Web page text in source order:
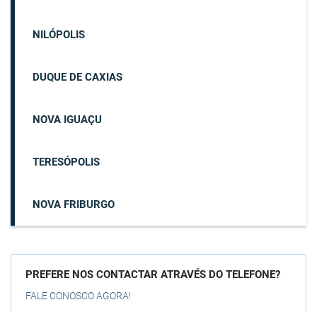
NILÓPOLIS
DUQUE DE CAXIAS
NOVA IGUAÇU
TERESÓPOLIS
NOVA FRIBURGO
PREFERE NOS CONTACTAR ATRAVÉS DO TELEFONE?
FALE CONOSCO AGORA!